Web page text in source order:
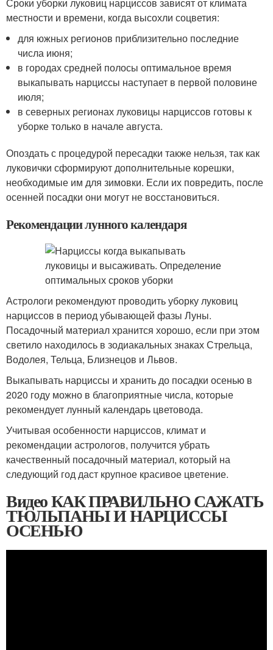
местности и времени, когда высохли соцветия:
для южных регионов приблизительно последние
числа июня;
в городах средней полосы оптимальное время
выкапывать нарциссы наступает в первой половине
июля;
в северных регионах луковицы нарциссов готовы к
уборке только в начале августа.
Опоздать с процедурой пересадки также нельзя, так как
луковички сформируют дополнительные корешки,
необходимые им для зимовки. Если их повредить, после
осенней посадки они могут не восстановиться.
Рекомендации лунного календаря
Астрологи рекомендуют проводить уборку луковиц
нарциссов в период убывающей фазы Луны.
Посадочный материал хранится хорошо, если при этом
светило находилось в зодиакальных знаках Стрельца,
Водолея, Тельца, Близнецов и Львов.
Выкапывать нарциссы и хранить до посадки осенью в
2020 году можно в благоприятные числа, которые
рекомендует лунный календарь цветовода.
Учитывая особенности нарциссов, климат и
рекомендации астрологов, получится убрать
качественный посадочный материал, который на
следующий год даст крупное красивое цветение.
Видео КАК ПРАВИЛЬНО САЖАТЬ
ТЮЛЬПАНЫ И НАРЦИССЫ
ОСЕНЬЮ